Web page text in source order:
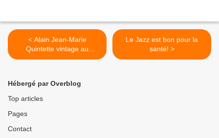
< Alain Jean-Marie
Quintette vintage au
Sunside
Le Jazz est bon pour la
santé! >
Hébergé par Overblog
Top articles
Pages
Contact